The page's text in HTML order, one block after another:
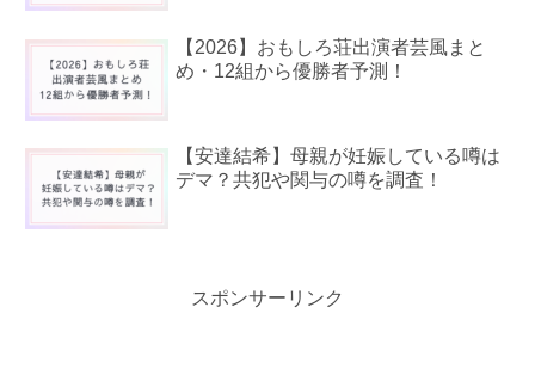
【2026】おもしろ荘出演者芸風まと
め・12組から優勝者予測！
【安達結希】母親が妊娠している噂は
デマ？共犯や関与の噂を調査！
スポンサーリンク